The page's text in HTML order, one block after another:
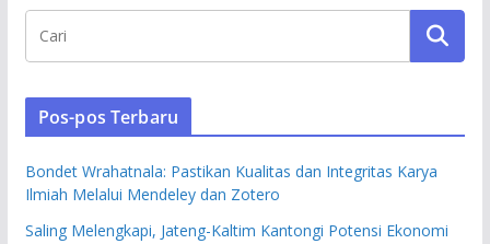
Pos-pos Terbaru
Bondet Wrahatnala: Pastikan Kualitas dan Integritas Karya
Ilmiah Melalui Mendeley dan Zotero
Saling Melengkapi, Jateng-Kaltim Kantongi Potensi Ekonomi